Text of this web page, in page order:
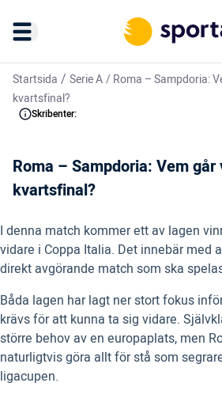
Startsida / Serie A/Roma – Sampdoria:
kvartsfinal?
Skribenter:
Roma – Sampdoria: Vem
kvartsfinal?
I denna match kommer ett av lagen
vidare i Coppa Italia. Det innebär med
direkt avgörande match som ska
Båda lagen har lagt ner stort fokus
krävs för att kunna ta sig vidare.
större behov av en europaplats, men
naturligtvis göra allt för stå som
ligacupen.